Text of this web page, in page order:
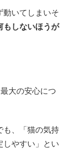
動いてしまいそ
もしないほうが
大の安心につ
も、「猫の気持
しやすい」とい